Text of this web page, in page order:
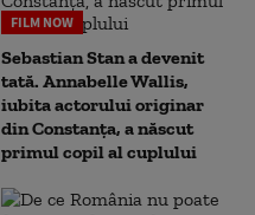
FILM NOW
Sebastian Stan a devenit
tată. Annabelle Wallis,
iubita actorului originar
din Constanța, a născut
primul copil al cuplului